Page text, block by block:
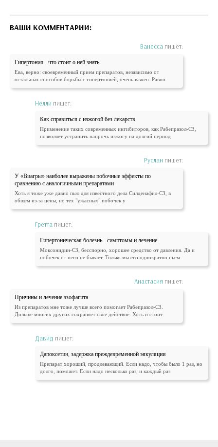
ВАШИ КОММЕНТАРИИ:
Ванесса пишет:
Гипертония - что стоит о ней знать
Ева, верно: своевременный прием препаратов, независимо от
остальных способов борьбы с гипертонией, очень важен. Равно
Нелли пишет:
Как справиться с изжогой без лекарств
Применение таких современных ингибиторов, как Рабепразол-СЗ,
позволяет устранить напрочь изжогу на долгий период
Руслан пишет:
У «Виагры» наиболее выражены побочные эффекты по
сравнению с аналогичными препаратами
Хоть я тоже уже давно пью для известного дела Силденафил-СЗ, в
общем из-за цены, но тех "ужасных" побочек у
Гретта пишет:
Гипертоническая болезнь - симптомы и лечение
Моксонидин-СЗ, бесспорно, хорошее средство от давления. Да и
побочек от него не бывает. Только мы его однократно пьем.
Анастасия пишет:
Причины и лечение эзофагита
Из препаратов мне тоже лучше всего помогает Рабепразол-СЗ.
Дольше многих других сохраняет свое действие. Хоть и стоит
Давид пишет:
Дапоксетин, задержка преждевременной эякуляции
Препарат хороший, продлевающий. Если надо, чтобы было 1 раз, но
долго, поможет. Если надо несколько раз, и каждый раз